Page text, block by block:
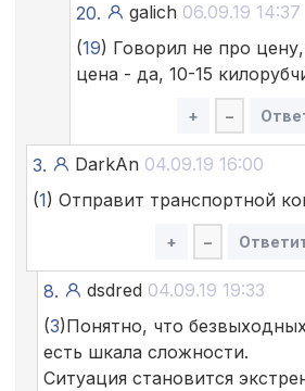
20. galich 06.09.19 14:37
(19) Говорил не про
цена - да, 10-15
+ –
3. DarkAn 04.09.19 16:00
(1) Отправит транспортной
+ –
8. dsdred 04.09.19 19:33
(3)Понятно, что
есть шкала сложности.
Ситуация становится